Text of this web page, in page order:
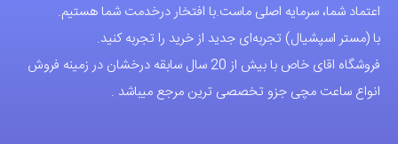
اعتماد شما، سرمایه اصلی ماست.با افتخار درخدمت شما هستیم.
با (مستر اسپشیال) تجربه‌ای جدید از خرید را تجربه کنید.
فروشگاه اقای خاص با بیش از 20 سال سابقه درخشان در زمینه فروش
انواع ساعت مچی جزو تخصصی ترین مرجع میباشد .